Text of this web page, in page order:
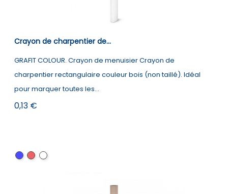
Crayon de charpentier de...
GRAFIT COLOUR. Crayon de menuisier Crayon de
charpentier rectangulaire couleur bois (non taillé). Idéal
pour marquer toutes les...
Prix
0,13 €
BleuRougeBlanc